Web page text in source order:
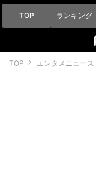
TOP ランキング
TOP エンタメニュース